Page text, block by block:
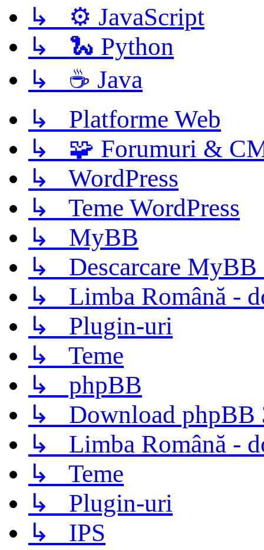
↳ ⚙️ JavaScript
↳ 🐍 Python
↳ ☕ Java
↳ Platforme Web
↳ 🧩 Forumuri &
↳ WordPress
↳ Teme WordPress
↳ MyBB
↳ Descarcare MyBB
↳ Limba Română -
↳ Plugin-uri
↳ Teme
↳ phpBB
↳ Download phpBB
↳ Limba Română -
↳ Teme
↳ Plugin-uri
↳ IPS